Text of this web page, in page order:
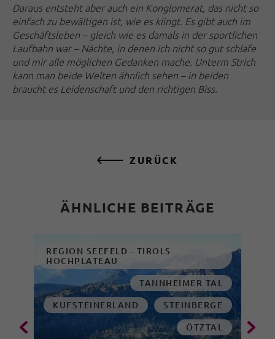
Daraus entsteht aber auch ein Konglomerat, das nicht so
einfach zu bewältigen ist, wie es klingt. Es gibt auch im
Geschäftsleben – gleich wie es damals in der sportlichen
Laufbahn war – Nächte, in denen ich nicht so gut schlafe
und mir alle möglichen Gedanken mache. Unterm Strich
kann man beide Welten ähnlich sehen – in beiden
braucht es Leidenschaft und den richtigen Biss.
ZURÜCK
ÄHNLICHE BEITRÄGE
REGION SEEFELD - TIROLS
HOCHPLATEAU
TANNHEIMER TAL
KUFSTEINERLAND
STEINBERGE
ÖTZTAL